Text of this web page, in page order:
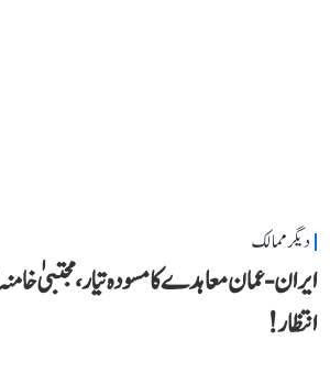
دیگر ممالک
ایران-عمان معاہدے کا مسودہ تیار، مجتبیٰ
انتظار!